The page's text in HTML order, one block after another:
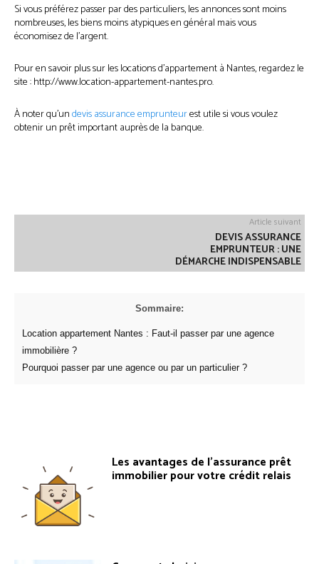
Si vous préférez passer par des particuliers, les annonces sont moins
nombreuses, les biens moins atypiques en général mais vous
économisez de l’argent.
Pour en savoir plus sur les locations d’appartement à Nantes, regardez le
site : http://www.location-appartement-nantes.pro.
À noter qu’undevis assurance emprunteurest utile si vous voulez
obtenir un prêt important auprès de la banque.
Article suivant
DEVIS ASSURANCE
EMPRUNTEUR : UNE
DÉMARCHE INDISPENSABLE
Sommaire:
Location appartement Nantes : Faut-il passer par une agence
immobilière ?
Pourquoi passer par une agence ou par un particulier ?
Les avantages de l’assurance prêt
immobilier pour votre crédit relais